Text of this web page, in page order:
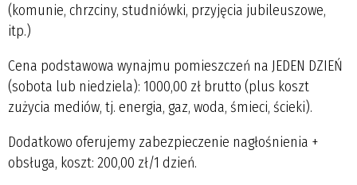
(komunie, chrzciny, studniówki, przyjęcia jubileuszowe,
itp.)
Cena podstawowa wynajmu pomieszczeń na JEDEN DZIEŃ
(sobota lub niedziela): 1000,00 zł brutto (plus koszt
zużycia mediów, tj. energia, gaz, woda, śmieci, ścieki).
Dodatkowo oferujemy zabezpieczenie nagłośnienia +
obsługa, koszt: 200,00 zł/1 dzień.